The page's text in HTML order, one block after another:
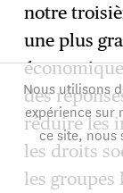
notre
une plus
des
réduire les
les droits
les groupes
Nous utilisons
expérience sur
ce site, nous